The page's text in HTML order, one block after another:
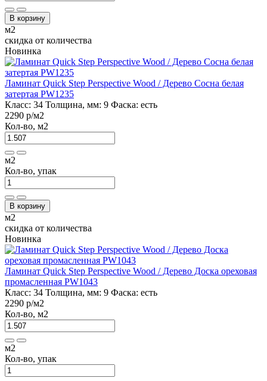
В корзину
м2
скидка от количества
Новинка
Ламинат Quick Step Perspective Wood / Дерево Сосна белая
затертая PW1235
Класс: 34 Толщина, мм: 9 Фаска: есть
2290 р/м2
Кол-во, м2
м2
Кол-во, упак
В корзину
м2
скидка от количества
Новинка
Ламинат Quick Step Perspective Wood / Дерево Доска ореховая
промасленная PW1043
Класс: 34 Толщина, мм: 9 Фаска: есть
2290 р/м2
Кол-во, м2
м2
Кол-во, упак